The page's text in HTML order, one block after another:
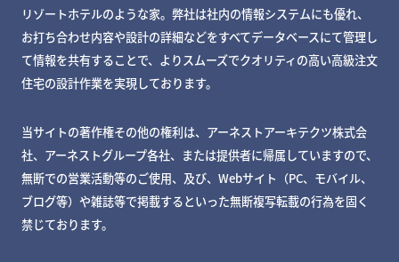
リゾートホテルのような家。弊社は社内の情報システムにも優れ、
お打ち合わせ内容や設計の詳細などをすべてデータベースにて管理し
て情報を共有することで、よりスムーズでクオリティの高い高級注文
住宅の設計作業を実現しております。
当サイトの著作権その他の権利は、アーネストアーキテクツ株式会
社、アーネストグループ各社、または提供者に帰属していますので、
無断での営業活動等のご使用、及び、Webサイト（PC、モバイル、
ブログ等）や雑誌等で掲載するといった無断複写転載の行為を固く
禁じております。